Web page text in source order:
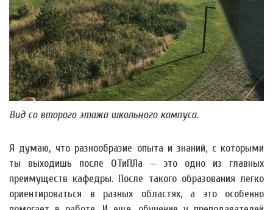
Вид со второго этажа школьного кампуса.
Я думаю, что разнообразие опыта и знаний, с которыми
ты выходишь после ОТиПЛа — это одно из главных
преимуществ кафедры. После такого образования легко
ориентироваться в разных областях, а это особенно